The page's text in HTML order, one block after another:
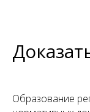
Образование